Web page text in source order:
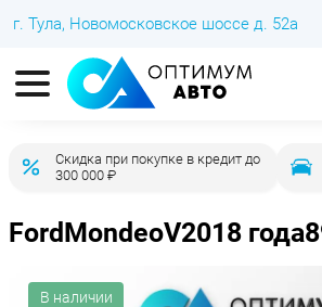
г. Тула, Новомосковское шоссе д. 52а
Скидка при покупке в кредит до
300 000 ₽
FordMondeoV2018 года
В наличии